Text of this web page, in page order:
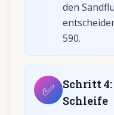
den
590.
✅ Schritt4:
Schleife